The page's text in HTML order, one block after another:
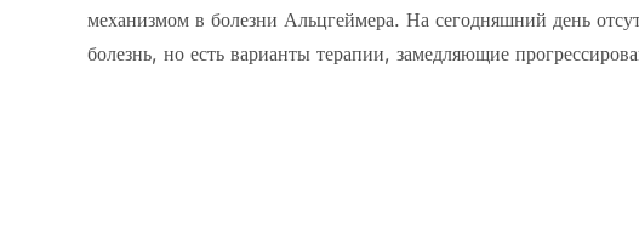
механизмом в болезни Альцгеймера. На сегодняшний день
болезнь, но есть варианты терапии, замедляющие